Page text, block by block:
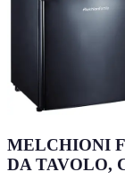
MELCHIONI
DA TAVOLO,